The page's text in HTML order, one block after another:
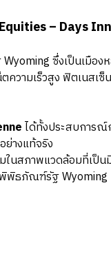
– Days
Wyoming ซึ่งเป็นเมื
ามเร็วสูง ฟิตเนสเซ็
ได้ทั้งประสบการณ์
างแท้จริง
ในสภาพแวดล้อมที่เป็
พิพิธภัณฑ์รัฐ